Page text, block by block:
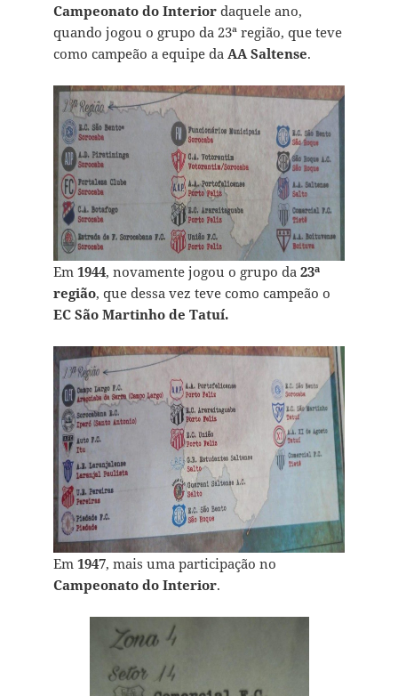
Campeonato do Interiordaquele ano,
quando jogou o grupo da 23ª região, que teve
como campeão a equipe da AA Saltense.
Em 1944, novamente jogou o grupo da 23ª
região, que dessa vez teve como campeão o
EC São Martinho de Tatuí.
Em 1947, mais uma participação no
Campeonato do Interior.